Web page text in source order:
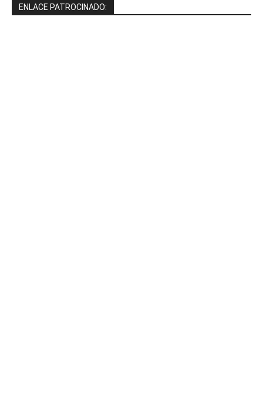
ENLACE PATROCINADO: